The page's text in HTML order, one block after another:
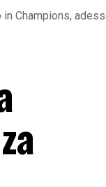
Champions,